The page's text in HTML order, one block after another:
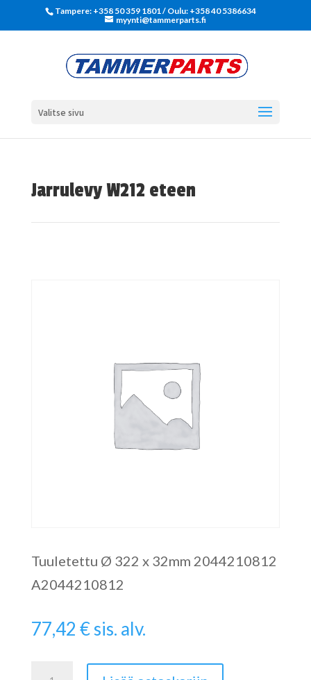
Tampere: +358 50 359 1801‬ / Oulu: +358 40 5386634
myynti@tammerparts.fi
Valitse sivu
Jarrulevy W212 eteen
Tuuletettu Ø 322 x 32mm 2044210812
A2044210812
77,42 €sis. alv.